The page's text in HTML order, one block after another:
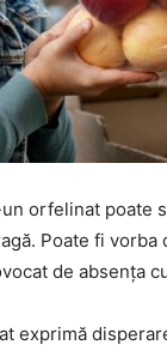
orfelinat poate
Poate fi
de absența
exprimă